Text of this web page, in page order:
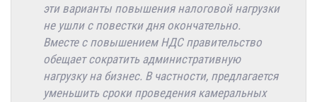
эти варианты повышения налоговой нагрузки
не ушли с повестки дня окончательно.
Вместе с повышением НДС правительство
обещает сократить административную
нагрузку на бизнес. В частности, предлагается
уменьшить сроки проведения камеральных